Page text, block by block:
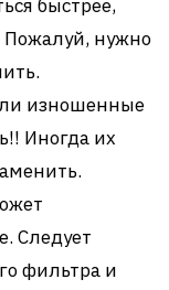
быстрее,
Пожалуй, нужно
изношенные
Иногда их
Следует
фильтра и